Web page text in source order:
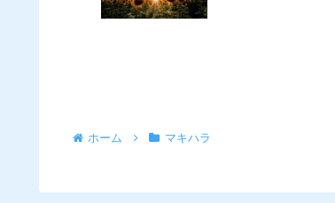
ホーム マキハラ